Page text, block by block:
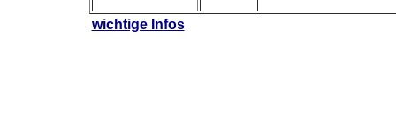
wichtige Infos